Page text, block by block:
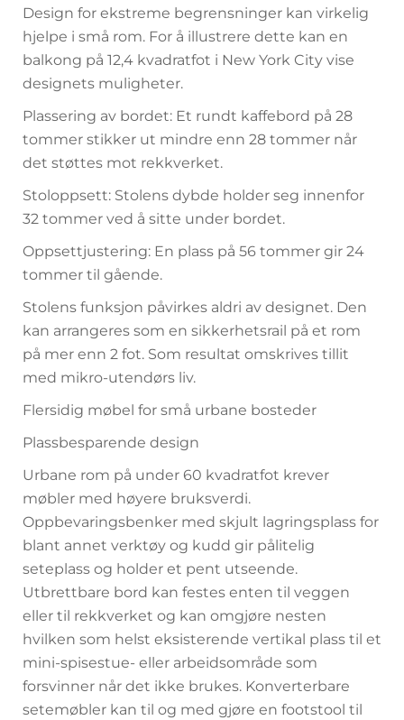
Design for ekstreme begrensninger kan virkelig
hjelpe i små rom. For å illustrere dette kan en
balkong på 12,4 kvadratfot i New York City vise
designets muligheter.
Plassering av bordet: Et rundt kaffebord på 28
tommer stikker ut mindre enn 28 tommer når
det støttes mot rekkverket.
Stoloppsett: Stolens dybde holder seg innenfor
32 tommer ved å sitte under bordet.
Oppsettjustering: En plass på 56 tommer gir 24
tommer til gående.
Stolens funksjon påvirkes aldri av designet. Den
kan arrangeres som en sikkerhetsrail på et rom
på mer enn 2 fot. Som resultat omskrives tillit
med mikro-utendørs liv.
Flersidig møbel for små urbane bosteder
Plassbesparende design
Urbane rom på under 60 kvadratfot krever
møbler med høyere bruksverdi.
Oppbevaringsbenker med skjult lagringsplass for
blant annet verktøy og kudd gir pålitelig
seteplass og holder et pent utseende.
Utbrettbare bord kan festes enten til veggen
eller til rekkverket og kan omgjøre nesten
hvilken som helst eksisterende vertikal plass til et
mini-spisestue- eller arbeidsområde som
forsvinner når det ikke brukes. Konverterbare
setemøbler kan til og med gjøre en footstool til